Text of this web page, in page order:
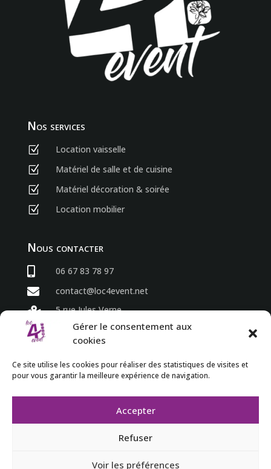
Gérer le consentement aux
cookies
Ce site utilise les cookies pour réaliser des statistiques de visites et
pour vous garantir la meilleure expérience de navigation.
Accepter
Refuser
Voir les préférences
Nos services
Z Location vaisselle
Z Matériel de salle et de cuisine
Z Matériel décoration & soirée
Z Location mobilier
Nous contacter
 06 67 83 78 97
 contact@loc4event.net

5 rue Jules Verne
86800 Sèvres Anxaumont
 du lundi au vendredi
 8h00 à 18h00